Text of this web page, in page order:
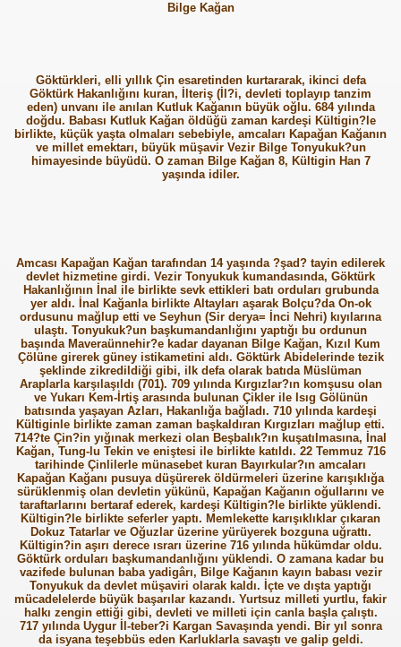
Bilge Kağan
Göktürkleri, elli yıllık Çin esaretinden kurtararak, ikinci defa
Göktürk Hakanlığını kuran, İlteriş (İl?i, devleti toplayıp tanzim
eden) unvanı ile anılan Kutluk Kağanın büyük oğlu. 684 yılında
doğdu. Babası Kutluk Kağan öldüğü zaman kardeşi Kültigin?le
birlikte, küçük yaşta olmaları sebebiyle, amcaları Kapağan Kağanın
ve millet emektarı, büyük müşavir Vezir Bilge Tonyukuk?un
himayesinde büyüdü. O zaman Bilge Kağan 8, Kültigin Han 7
yaşında idiler.
Amcası Kapağan Kağan tarafından 14 yaşında ?şad? tayin edilerek
devlet hizmetine girdi. Vezir Tonyukuk kumandasında, Göktürk
Hakanlığının İnal ile birlikte sevk ettikleri batı orduları grubunda
yer aldı. İnal Kağanla birlikte Altayları aşarak Bolçu?da On-ok
ordusunu mağlup etti ve Seyhun (Sir derya= İnci Nehri) kıyılarına
ulaştı. Tonyukuk?un başkumandanlığını yaptığı bu ordunun
başında Maveraünnehir?e kadar dayanan Bilge Kağan, Kızıl Kum
Çölüne girerek güney istikametini aldı. Göktürk Abidelerinde tezik
şeklinde zikredildiği gibi, ilk defa olarak batıda Müslüman
Araplarla karşılaşıldı (701). 709 yılında Kırgızlar?ın komşusu olan
ve Yukarı Kem-İrtiş arasında bulunan Çikler ile Isıg Gölünün
batısında yaşayan Azları, Hakanlığa bağladı. 710 yılında kardeşi
Kültiginle birlikte zaman zaman başkaldıran Kırgızları mağlup etti.
714?te Çin?in yığınak merkezi olan Beşbalık?ın kuşatılmasına, İnal
Kağan, Tung-lu Tekin ve eniştesi ile birlikte katıldı. 22 Temmuz 716
tarihinde Çinlilerle münasebet kuran Bayırkular?ın amcaları
Kapağan Kağanı pusuya düşürerek öldürmeleri üzerine karışıklığa
sürüklenmiş olan devletin yükünü, Kapağan Kağanın oğullarını ve
taraftarlarını bertaraf ederek, kardeşi Kültigin?le birlikte yüklendi.
Kültigin?le birlikte seferler yaptı. Memlekette karışıklıklar çıkaran
Dokuz Tatarlar ve Oğuzlar üzerine yürüyerek bozguna uğrattı.
Kültigin?in aşırı derece ısrarı üzerine 716 yılında hükümdar oldu.
Göktürk orduları başkumandanlığını yüklendi. O zamana kadar bu
vazifede bulunan baba yadigârı, Bilge Kağanın kayın babası vezir
Tonyukuk da devlet müşaviri olarak kaldı. İçte ve dışta yaptığı
mücadelelerde büyük başarılar kazandı. Yurtsuz milleti yurtlu, fakir
halkı zengin ettiği gibi, devleti ve milleti için canla başla çalıştı.
717 yılında Uygur İl-teber?i Kargan Savaşında yendi. Bir yıl sonra
da isyana teşebbüs eden Karluklarla savaştı ve galip geldi.